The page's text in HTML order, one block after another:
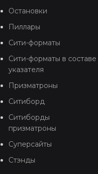
Остановки
Пиллары
Сити-форматы
Сити-форматы в составе
указателя
Призматроны
Ситиборд
Ситиборды
призматроны
Суперсайты
Стэнды